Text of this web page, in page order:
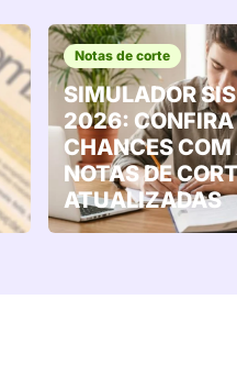
Notas de corte
SIMULADOR
2026: CONFIRA
CHANCES COM
NOTAS DE
ATUALIZADAS